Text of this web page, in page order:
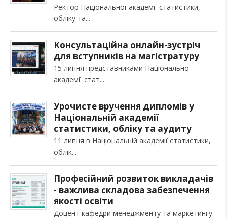
Ректор Національної академії статистики,
обліку та
Консультаційна онлайн-зустріч
для вступників на магістратуру
15 липня представниками Національної
академії стат
Урочисте вручення дипломів у
Національній академії
статистики, обліку та аудиту
11 липня в Національній академії статистики,
облік
Професійний розвиток викладачів
- важлива складова забезпечення
якості освіти
Доцент кафедри менеджменту та маркетингу